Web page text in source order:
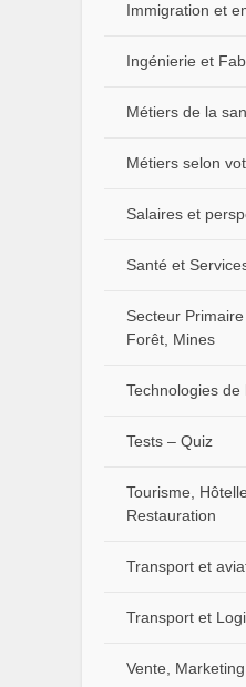
Immigration et
Ingénierie et
Métiers de la
Métiers selon
Salaires et
Santé et
Secteur
Forêt, Mines
Technologies
Tests – Quiz
Tourisme,
Restauration
Transport et
Transport et
Vente,